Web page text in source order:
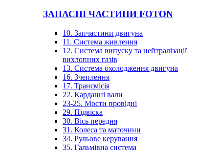
ЗАПАСНІ ЧАСТИНИ FOTON
10. Запчастини двигуна
11. Система живлення
12. Система випуску та нейтралізації
вихлопних газів
13. Система охолодження двигуна
16. Зчеплення
17. Трансмісія
22. Карданні вали
23-25. Мости провідні
29. Підвіска
30. Вісь передня
31. Колеса та маточини
34. Рульове керування
35. Гальмівна система